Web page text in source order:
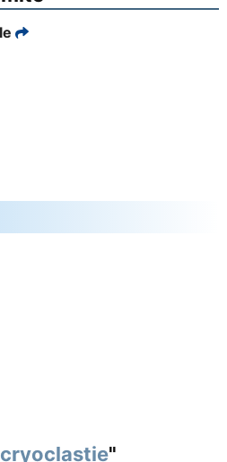
cryoclastie"